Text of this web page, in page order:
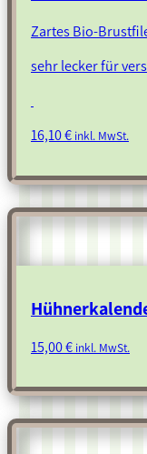
Zartes Bio-
sehr lecker für
16,10€ inkl. MwSt.
15,00€ inkl. MwSt.